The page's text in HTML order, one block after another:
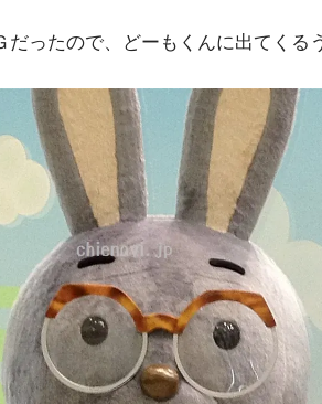
ったので、どーもくんに出てくる